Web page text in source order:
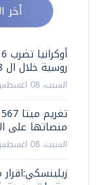
أخر
روسية خلال ال 48 ساعة الماضية
السبت، 08 اغسطس 2026 10:16 ص
منصاتها على
السبت، 08 اغسطس 2026 10:12 ص